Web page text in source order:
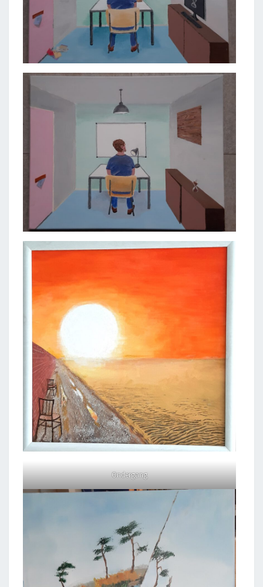
Ondergang